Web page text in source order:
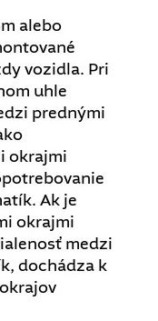
alebo
vozidla. Pri
uhle
prednými
okrajmi
Ak je
okrajmi
medzi
dochádza k